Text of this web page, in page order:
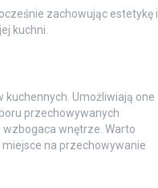
zachowując estetykę i
kuchni.
kuchennych. Umożliwiają one
przechowywanych
wnętrze. Warto
na przechowywanie